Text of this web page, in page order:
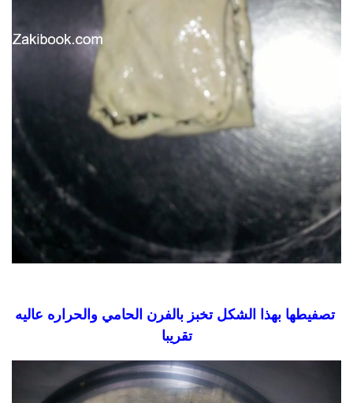
تصفيطها بهذا الشكل تخبز بالفرن الحامي والحراره عاليه
تقريبا